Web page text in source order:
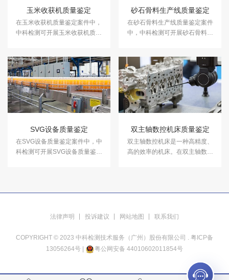
玉米收获机质量鉴定
在玉米收获机质量鉴定案件中，
中科检测可开展玉米收获机质量
砂石骨料生产线质量鉴定
在砂石骨料生产线质量鉴定案件
中，中科检测可开展砂石骨料生
SVG设备质量鉴定
在SVG设备质量鉴定案件中，中
科检测可开展SVG设备质量鉴定
双主轴数控机床质量鉴定
​双主轴数控机床是一种高精度、
高的效率的机床。在双主轴数控
法律声明 投诉建议 网站地图 联系我们
COPYRIGHT © 2023 中科检测技术服务（广州）股份有限公司 . 粤ICP备
13056264号 | 粤公网安备 44010602011854号